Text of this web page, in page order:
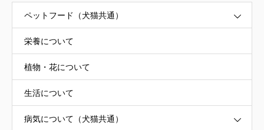
ペットフード（犬猫共通）
栄養について
植物・花について
生活について
病気について（犬猫共通）